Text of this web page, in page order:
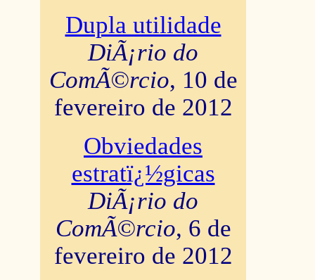
Dupla utilidade
DiÃ¡rio do
ComÃ©rcio, 10 de
fevereiro de 2012
Obviedades
estratï¿½gicas
DiÃ¡rio do
ComÃ©rcio, 6 de
fevereiro de 2012